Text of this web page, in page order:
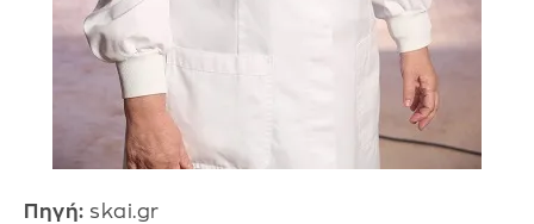
Πηγή: skai.gr